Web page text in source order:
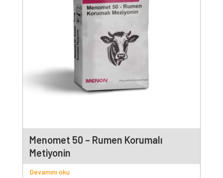
Menomet 50 – Rumen Korumalı
Metiyonin
Devamını oku